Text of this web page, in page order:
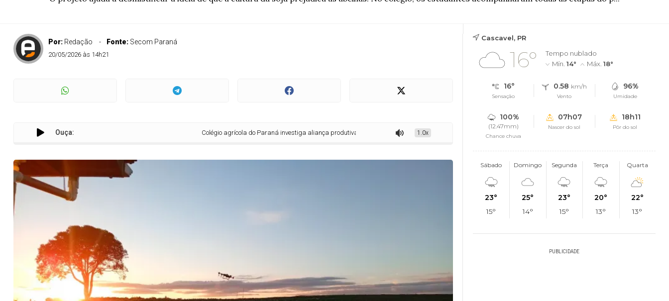
Por: Redação Fonte: Secom Paraná
20/05/2026 às 14h21
Ouça: Colégio agrícola do Paraná investiga aliança produtiva entre apicultura e plantação de soja
1.0x
Cascavel, PR
16°
Tempo nublado
Mín. 14° Máx. 18°
16°
Sensação
0.58 km/h
Vento
96%
Umidade
100%
(12.47mm)
Chance chuva
07h07
Nascer do sol
18h11
Pôr do sol
Sábado
23°
15°
Domingo
25°
14°
Segunda
23°
15°
Terça
20°
13°
Quarta
22°
13°
PUBLICIDADE